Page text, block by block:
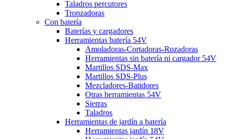
Taladros percutores
Tronzadoras
Con batería
Baterías y cargadores
Herramientas batería 54V
Amoladoras-Cortadoras-Rozadoras
Herramientas sin batería ni cargador 54V
Martillos SDS-Max
Martillos SDS-Plus
Mezcladores-Batidores
Otras herramientas 54V
Sierras
Taladros
Herramientas de jardín a batería
Herramientas jardín 18V